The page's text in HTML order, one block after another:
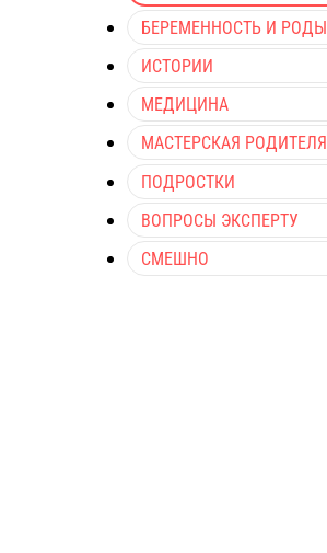
БЕРЕМЕННОСТЬ И РОДЫ
ИСТОРИИ
МЕДИЦИНА
МАСТЕРСКАЯ РОДИТЕЛЯ
ПОДРОСТКИ
ВОПРОСЫ ЭКСПЕРТУ
СМЕШНО